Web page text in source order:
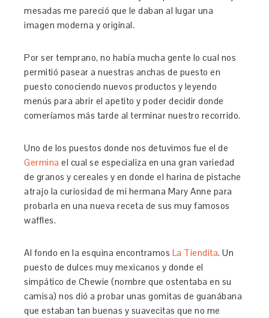
mesadas me pareció que le daban al lugar una
imagen moderna y original.
Por ser temprano, no había mucha gente lo cual nos
permitió pasear a nuestras anchas de puesto en
puesto conociendo nuevos productos y leyendo
menús para abrir el apetito y poder decidir donde
comeríamos más tarde al terminar nuestro recorrido.
Uno de los puestos donde nos detuvimos fue el de
Germina el cual se especializa en una gran variedad
de granos y cereales y en donde el harina de pistache
atrajo la curiosidad de mi hermana Mary Anne para
probarla en una nueva receta de sus muy famosos
waffles.
Al fondo en la esquina encontramos La Tiendita. Un
puesto de dulces muy mexicanos y donde el
simpático de Chewie (nombre que ostentaba en su
camisa) nos dió a probar unas gomitas de guanábana
que estaban tan buenas y suavecitas que no me